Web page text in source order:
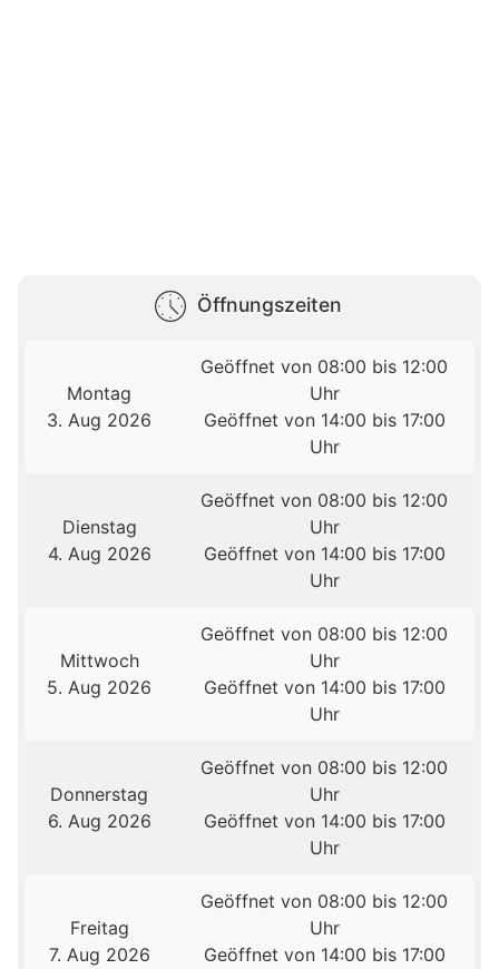
Öffnungszeiten
Montag
3. Aug 2026
Geöffnet von 08:00 bis 12:00
Uhr
Geöffnet von 14:00 bis 17:00
Uhr
Dienstag
4. Aug 2026
Geöffnet von 08:00 bis 12:00
Uhr
Geöffnet von 14:00 bis 17:00
Uhr
Mittwoch
5. Aug 2026
Geöffnet von 08:00 bis 12:00
Uhr
Geöffnet von 14:00 bis 17:00
Uhr
Donnerstag
6. Aug 2026
Geöffnet von 08:00 bis 12:00
Uhr
Geöffnet von 14:00 bis 17:00
Uhr
Freitag
7. Aug 2026
Geöffnet von 08:00 bis 12:00
Uhr
Geöffnet von 14:00 bis 17:00